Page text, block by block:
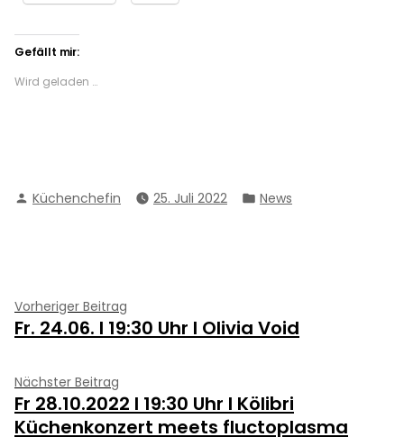
Gefällt mir:
Wird geladen …
Verfasst
Küchenchefin 25. Juli 2022
Veröffentlicht
News
Beitragsnavigation
Vorheriger Beitrag
Beitrag:
Fr. 24.06. I 19:30 Uhr I Olivia Void
Nächster Beitrag
Beitrag:
Fr 28.10.2022 I 19:30 Uhr I Kölibri
Küchenkonzert meets fluctoplasma